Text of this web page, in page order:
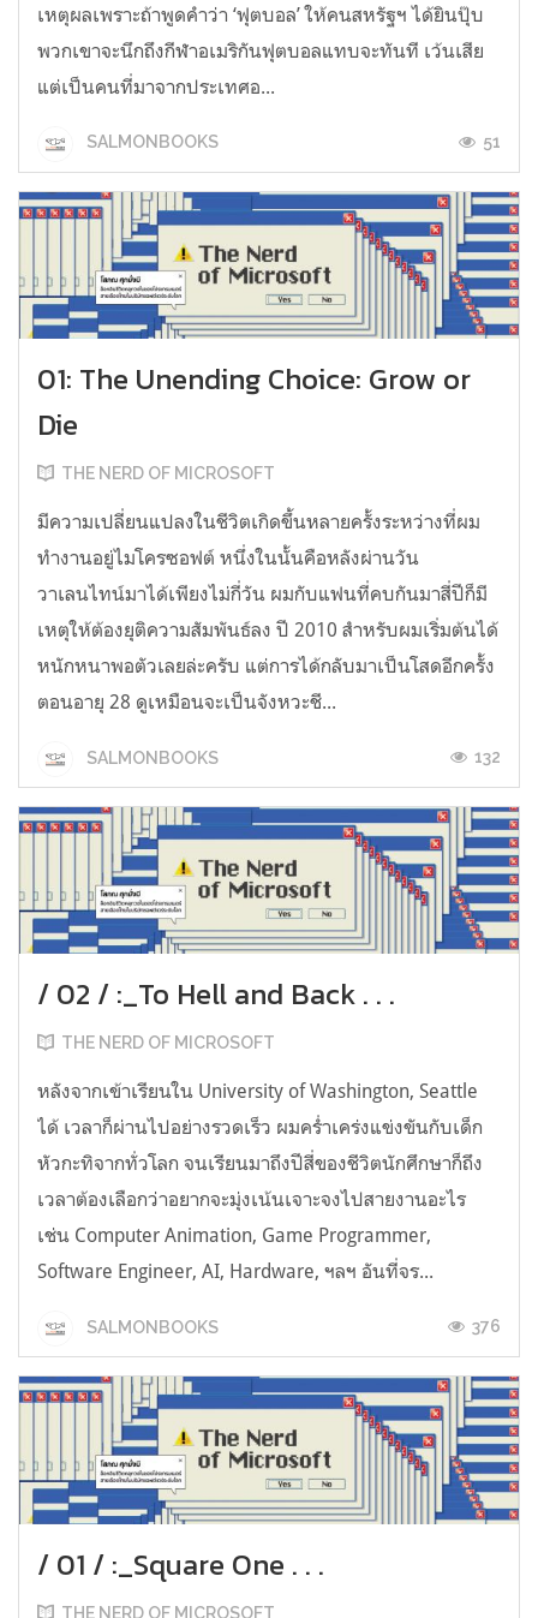
เหตุผลเพราะถ้าพูดคำว่า ‘ฟุตบอล’ ให้คนสหรัฐฯ ได้ยินปุ๊บ
พวกเขาจะนึกถึงกีฬาอเมริกันฟุตบอลแทบจะทันที เว้นเสีย
แต่เป็นคนที่มาจากประเทศอ...
SALMONBOOKS 51
01: The Unending Choice: Grow or
Die
THE NERD OF MICROSOFT
มีความเปลี่ยนแปลงในชีวิตเกิดขึ้นหลายครั้งระหว่างที่ผม
ทำงานอยู่ไมโครซอฟต์ หนึ่งในนั้นคือหลังผ่านวัน
วาเลนไทน์มาได้เพียงไม่กี่วัน ผมกับแฟนที่คบกันมาสี่ปีก็มี
เหตุให้ต้องยุติความสัมพันธ์ลง ปี 2010 สำหรับผมเริ่มต้นได้
หนักหนาพอตัวเลยล่ะครับ แต่การได้กลับมาเป็นโสดอีกครั้ง
ตอนอายุ 28 ดูเหมือนจะเป็นจังหวะชี...
SALMONBOOKS 132
/ 02 / :_To Hell and Back . . .
THE NERD OF MICROSOFT
หลังจากเข้าเรียนใน University of Washington, Seattle
ได้ เวลาก็ผ่านไปอย่างรวดเร็ว ผมคร่ำเคร่งแข่งขันกับเด็ก
หัวกะทิจากทั่วโลก จนเรียนมาถึงปีสี่ของชีวิตนักศึกษาก็ถึง
เวลาต้องเลือกว่าอยากจะมุ่งเน้นเจาะจงไปสายงานอะไร
เช่น Computer Animation, Game Programmer,
Software Engineer, AI, Hardware, ฯลฯ อันที่จร...
SALMONBOOKS 376
/ 01 / :_Square One . . .
THE NERD OF MICROSOFT